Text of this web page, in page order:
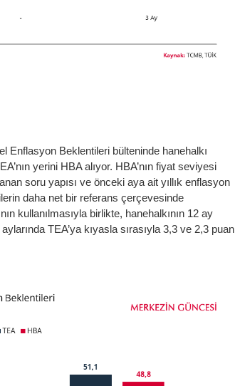
Enflasyon Beklentileri bülteninde hanehalkı
yerini HBA alıyor. HBA’nın fiyat seviyesi
soru yapısı ve önceki aya ait yıllık enflasyon
daha net bir referans çerçevesinde
kullanılmasıyla birlikte, hanehalkının 12 ay
TEA’ya kıyasla sırasıyla 3,3 ve 2,3 puan